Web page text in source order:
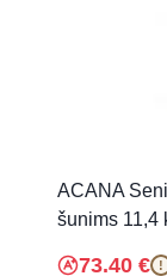
ACANA
šunims 11,4
73.40 € !